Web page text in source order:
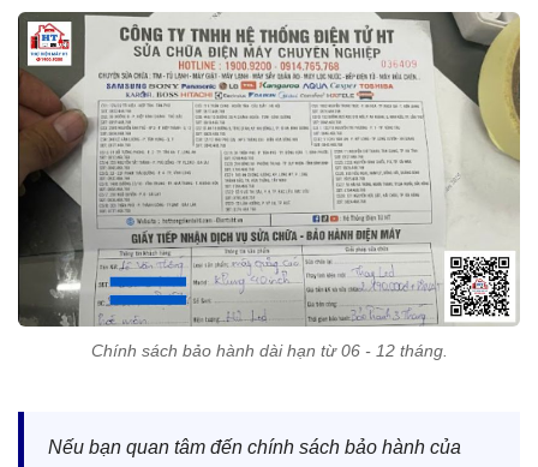
Chính sách bảo hành dài hạn từ 06 - 12 tháng.
Nếu bạn quan tâm đến chính sách bảo hành của